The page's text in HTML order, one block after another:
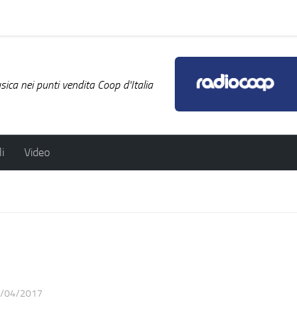
nei punti vendita Coop d'Italia
Video
04/2017